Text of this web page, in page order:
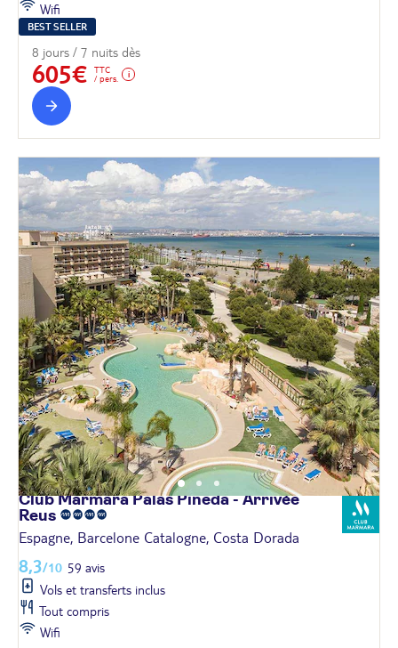
Wifi
BEST SELLER
8 jours / 7 nuits dès
605€
TTC
/ pers.
Club Marmara Palas Pineda - Arrivée
Reus
Espagne, Barcelone Catalogne, Costa Dorada
8,3/10 59 avis
Vols et transferts inclus
Tout compris
Wifi